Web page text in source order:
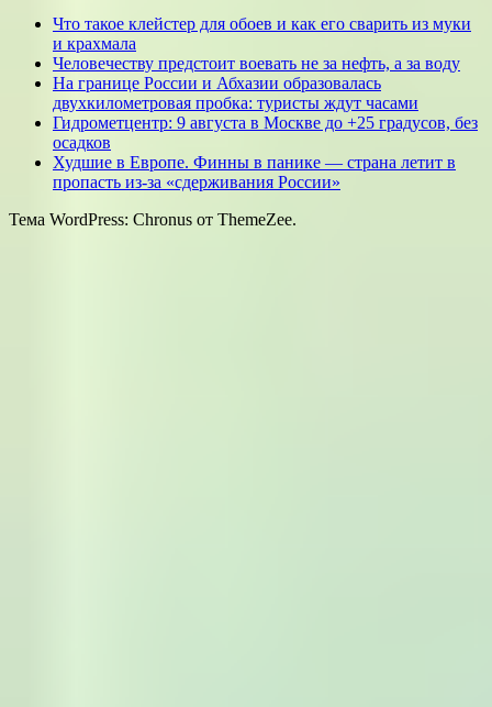
Что такое клейстер для обоев и как его сварить из муки
и крахмала
Человечеству предстоит воевать не за нефть, а за воду
На границе России и Абхазии образовалась
двухкилометровая пробка: туристы ждут часами
Гидрометцентр: 9 августа в Москве до +25 градусов, без
осадков
Худшие в Европе. Финны в панике — страна летит в
пропасть из-за «сдерживания России»
Тема WordPress: Chronus от ThemeZee.